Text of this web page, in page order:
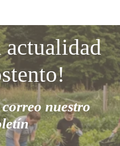
actualidad
nuestro